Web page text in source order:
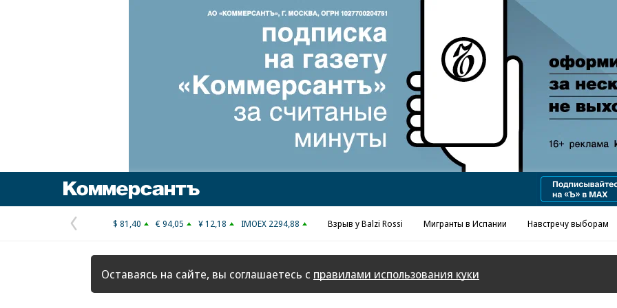
Реклама в «Ъ» www.kommersant.ru/ad
Предыдущая
страница
$ 81,40 € 94,05 ¥ 12,18 IMOEX 2294,88 Взрыв у Balzi Rossi Мигранты в Испании Навстречу выборам
Оставаясь на сайте, вы соглашаетесь с правилами использования куки